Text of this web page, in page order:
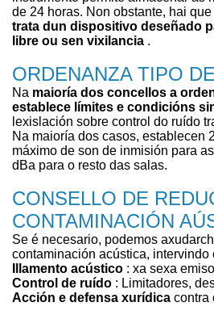
de 24 horas. Non obstante, hai
trata dun dispositivo deseñado
libre ou sen vixilancia .
ORDENANZA TIPO
Na maioría dos concellos a
establece límites e condicións
lexislación sobre control do ruído
Na maioría dos casos, establecen
máximo de son de inmisión para
dBa para o resto das salas.
CONSELLO DE
CONTAMINACIÓN
Se é necesario, podemos
contaminación acústica, intervindo
Illamento acústico : xa sexa
Control de ruído : Limitadores,
Acción e defensa xurídica contra